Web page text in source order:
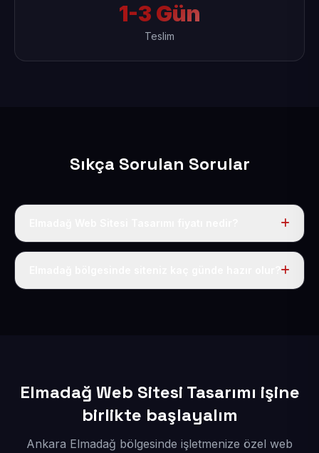
1-3 Gün
Teslim
Sıkça Sorulan Sorular
Tek fiyat uygulanır: yıllık 50 USD + KDV. Bu bedele alan
Elmadağ Web Sitesi Tasarımı işine
birlikte başlayalım
Ankara Elmadağ bölgesinde işletmenize özel web